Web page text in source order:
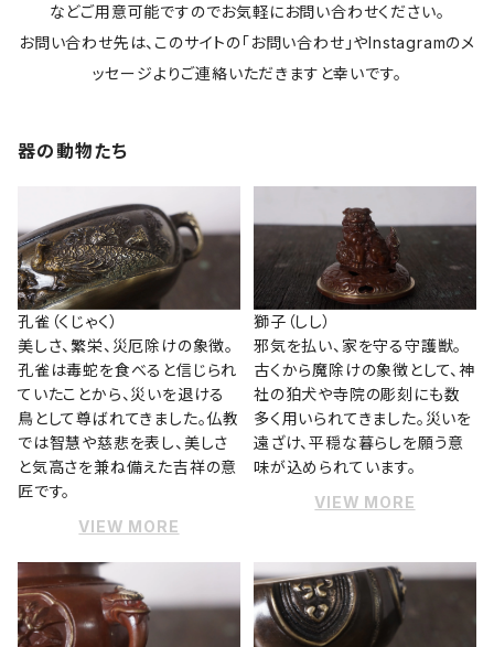
などご用意可能ですのでお気軽にお問い合わせください。
お問い合わせ先は、このサイトの「お問い合わせ」やInstagramのメ
ッセージよりご連絡いただきますと幸いです。
器の動物たち
孔雀（くじゃく）
美しさ、繁栄、災厄除けの象徴。
孔雀は毒蛇を食べると信じられ
ていたことから、災いを退ける
鳥として尊ばれてきました。仏教
では智慧や慈悲を表し、美しさ
と気高さを兼ね備えた吉祥の意
匠です。
VIEW MORE
獅子（しし）
邪気を払い、家を守る守護獣。
古くから魔除けの象徴として、神
社の狛犬や寺院の彫刻にも数
多く用いられてきました。災いを
遠ざけ、平穏な暮らしを願う意
味が込められています。
VIEW MORE